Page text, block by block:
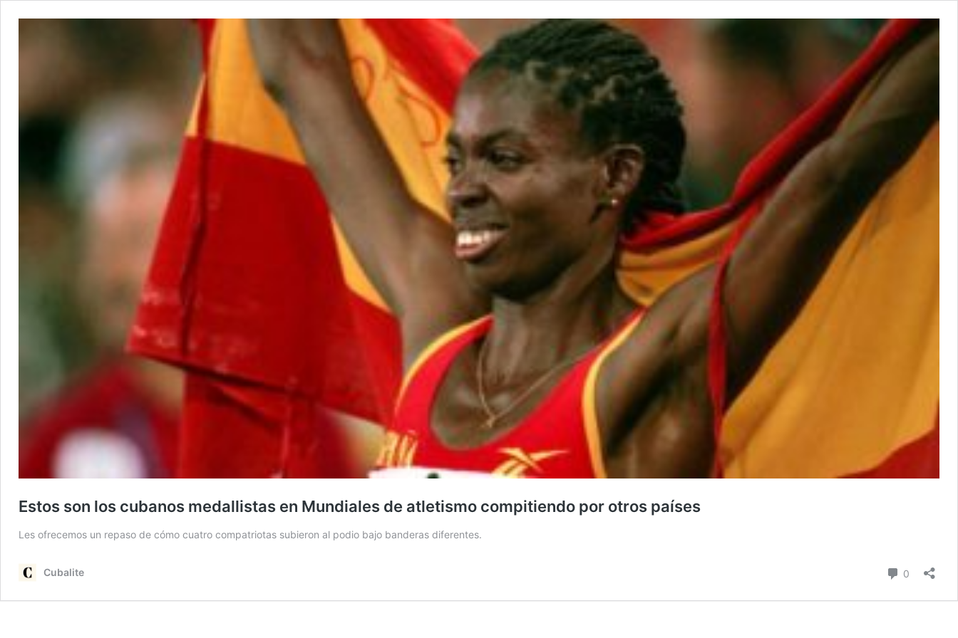
Estos son los cubanos medallistas en Mundiales de atletismo compitiendo por otros países
Les ofrecemos un repaso de cómo cuatro compatriotas subieron al podio bajo banderas diferentes.
Cubalite 0